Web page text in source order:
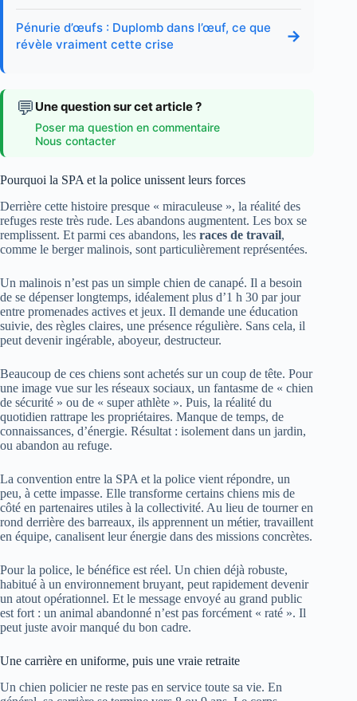
Pénurie d’œufs : Duplomb dans l’œuf, ce que
révèle vraiment cette crise
→
💬 Une question sur cet article ?
Poser ma question en commentaire
Nous contacter
Pourquoi la SPA et la police unissent leurs forces
Derrière cette histoire presque « miraculeuse », la réalité des
refuges reste très rude. Les abandons augmentent. Les box se
remplissent. Et parmi ces abandons, les races de travail,
comme le berger malinois, sont particulièrement représentées.
Un malinois n’est pas un simple chien de canapé. Il a besoin
de se dépenser longtemps, idéalement plus d’1 h 30 par jour
entre promenades actives et jeux. Il demande une éducation
suivie, des règles claires, une présence régulière. Sans cela, il
peut devenir ingérable, aboyeur, destructeur.
Beaucoup de ces chiens sont achetés sur un coup de tête. Pour
une image vue sur les réseaux sociaux, un fantasme de « chien
de sécurité » ou de « super athlète ». Puis, la réalité du
quotidien rattrape les propriétaires. Manque de temps, de
connaissances, d’énergie. Résultat : isolement dans un jardin,
ou abandon au refuge.
La convention entre la SPA et la police vient répondre, un
peu, à cette impasse. Elle transforme certains chiens mis de
côté en partenaires utiles à la collectivité. Au lieu de tourner en
rond derrière des barreaux, ils apprennent un métier, travaillent
en équipe, canalisent leur énergie dans des missions concrètes.
Pour la police, le bénéfice est réel. Un chien déjà robuste,
habitué à un environnement bruyant, peut rapidement devenir
un atout opérationnel. Et le message envoyé au grand public
est fort : un animal abandonné n’est pas forcément « raté ». Il
peut juste avoir manqué du bon cadre.
Une carrière en uniforme, puis une vraie retraite
Un chien policier ne reste pas en service toute sa vie. En